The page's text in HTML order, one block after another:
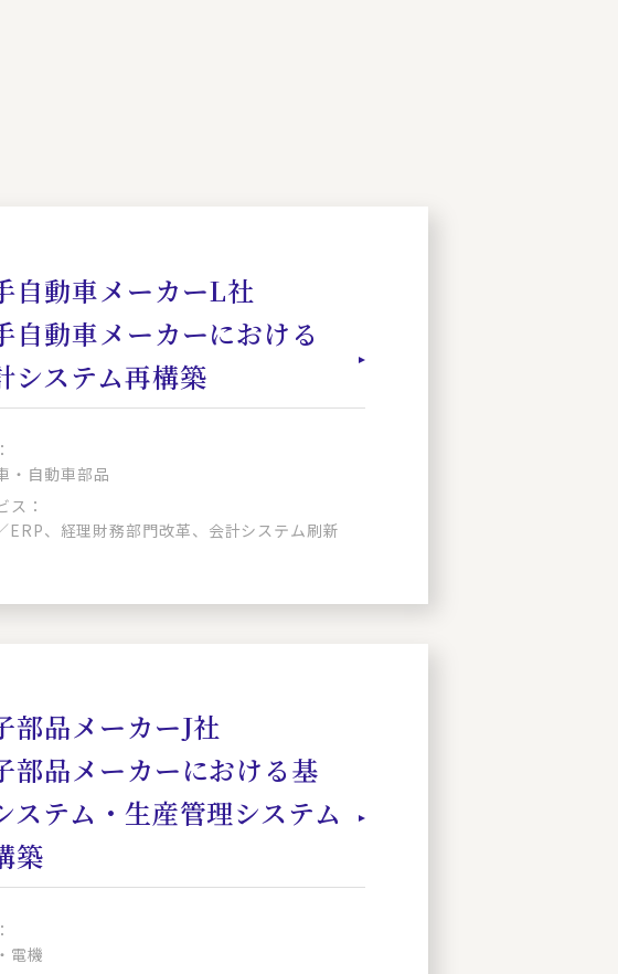
自動車メーカーL社
自動車メーカーにおける
システム再構築
・自動車部品
ス：
ERP、経理財務部門改革、会計システム刷新
部品メーカーJ社
部品メーカーにおける基
ステム・生産管理システム
築
電機